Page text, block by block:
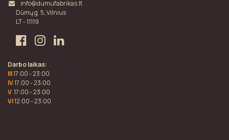
info@dumufabrikas.lt
Dūmų g. 5, Vilnius
LT - 11119
Darbo laikas:
III17:00 - 23:00
IV17:00 - 23:00
V 17:00 - 23:00
VI12:00 - 23:00